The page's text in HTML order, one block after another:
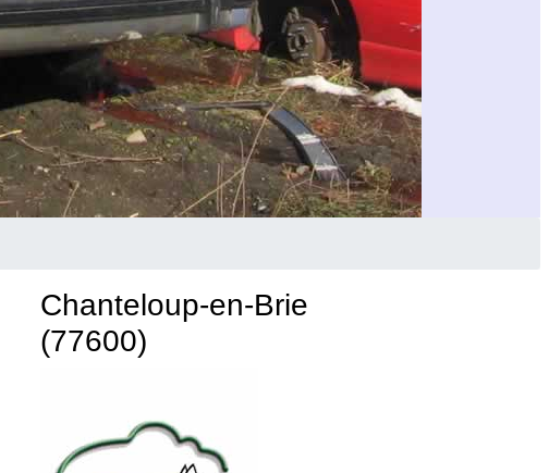
Chanteloup-en-Brie
(77600)